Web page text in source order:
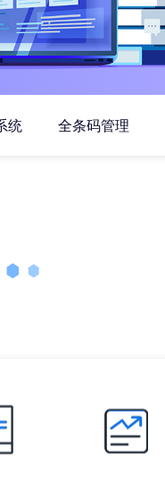
统 全条码管理